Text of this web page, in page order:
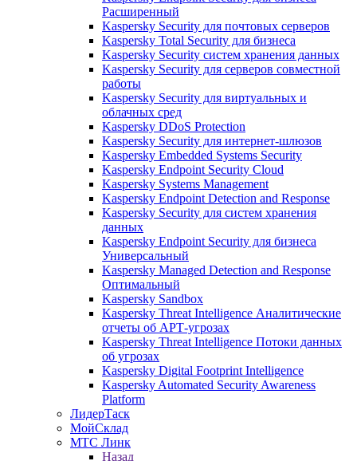
Расширенный
Kaspersky Security для почтовых серверов
Kaspersky Total Security для бизнеса
Kaspersky Security систем хранения данных
Kaspersky Security для серверов совместной
работы
Kaspersky Security для виртуальных и
облачных сред
Kaspersky DDoS Protection
Kaspersky Security для интернет-шлюзов
Kaspersky Embedded Systems Security
Kaspersky Endpoint Security Cloud
Kaspersky Systems Management
Kaspersky Endpoint Detection and Response
Kaspersky Security для систем хранения
данных
Kaspersky Endpoint Security для бизнеса
Универсальный
Kaspersky Managed Detection and Response
Оптимальный
Kaspersky Sandbox
Kaspersky Threat Intelligence Аналитические
отчеты об АРТ-угрозах
Kaspersky Threat Intelligence Потоки данных
об угрозах
Kaspersky Digital Footprint Intelligence
Kaspersky Automated Security Awareness
Platform
ЛидерТаск
МойСклад
МТС Линк
Назад